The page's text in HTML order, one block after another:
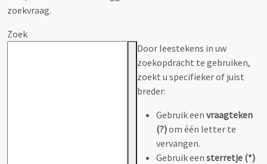
zoekvraag.
Zoek
Door leestekens in uw
zoekopdracht te gebruiken,
zoekt u specifieker of juist
breder:
Gebruik een vraagteken
(?)om één letter te
vervangen.
Gebruik een sterretje (*)